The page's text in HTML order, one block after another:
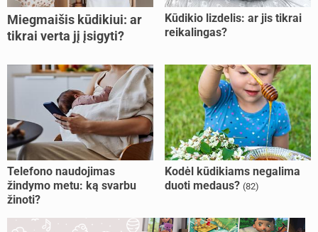
Miegmaišis kūdikiui: ar
tikrai verta jį įsigyti?
Kūdikio lizdelis: ar jis tikrai
reikalingas?
Telefono naudojimas
žindymo metu: ką svarbu
žinoti?
Kodėl kūdikiams negalima
duoti medaus? (82)